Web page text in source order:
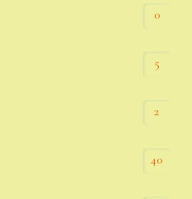
0
5
2
40